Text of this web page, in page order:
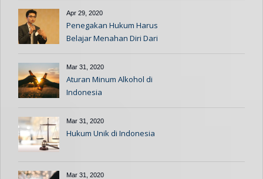
Apr 29, 2020
Penegakan Hukum Harus
Belajar Menahan Diri Dari
Mar 31, 2020
Aturan Minum Alkohol di
Indonesia
Mar 31, 2020
Hukum Unik di Indonesia
Mar 31, 2020